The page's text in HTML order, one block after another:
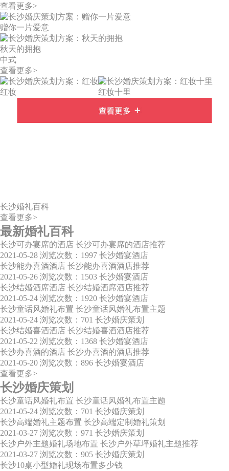
查看更多>
赠你一片爱意
秋天的拥抱
中式
查看更多>
红妆 红妆十里
长沙婚礼百科
查看更多>
最新婚礼百科
长沙可办宴席的酒店 长沙可办宴席的酒店推荐
2021-05-28 浏览次数：1997 长沙婚宴酒店
长沙能办喜酒酒店 长沙能办喜酒酒店推荐
2021-05-26 浏览次数：1503 长沙婚宴酒店
长沙结婚酒席酒店 长沙结婚酒席酒店推荐
2021-05-24 浏览次数：1920 长沙婚宴酒店
长沙童话风婚礼布置 长沙童话风婚礼布置主题
2021-05-24 浏览次数：701 长沙婚庆策划
长沙结婚喜酒酒店 长沙结婚喜酒酒店推荐
2021-05-22 浏览次数：1368 长沙婚宴酒店
长沙办喜酒的酒店 长沙办喜酒的酒店推荐
2021-05-20 浏览次数：896 长沙婚宴酒店
查看更多>
长沙婚庆策划
长沙童话风婚礼布置 长沙童话风婚礼布置主题
2021-05-24 浏览次数：701 长沙婚庆策划
长沙高端婚礼主题布置 长沙高端定制婚礼策划
2021-03-27 浏览次数：971 长沙婚庆策划
长沙户外主题婚礼场地布置 长沙户外草坪婚礼主题推荐
2021-03-27 浏览次数：905 长沙婚庆策划
长沙10桌小型婚礼现场布置多少钱